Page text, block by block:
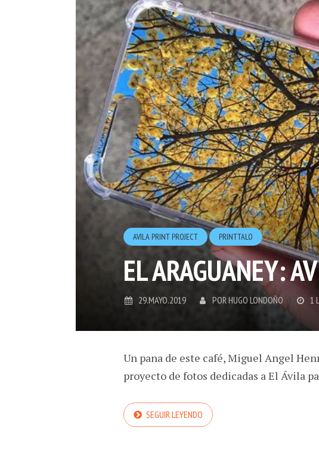
AVILA PRINT PROJECT PRINTTALO
EL ARAGUANEY:
29.MAYO.2019 PORHUGO LONDOÑO 1
Un pana de este café, Miguel Angel
proyecto de fotos dedicadas a El Ávila
SEGUIR LEYENDO